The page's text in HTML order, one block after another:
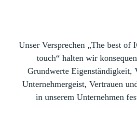
Unser Versprechen „The best of
touch“ halten wir
Grundwerte Eigenständigkeit,
Unternehmergeist, Vertrauen
in unserem Unternehmen